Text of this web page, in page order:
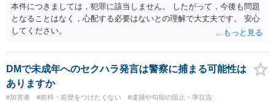
本件につきましては，犯罪に該当しません。 したがって，今後も問題
となることはなく，心配する必要はないとの理解で大丈夫です。 安心
してください。
DMで未成年へのセクハラ発言は警察に捕まる可能性は
ありますか
#加害者 #前科・前歴をつけたくない
#逮捕や勾留の阻止・準抗告